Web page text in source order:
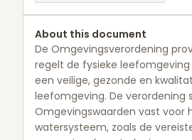
About this document
De Omgevingsverordening
regelt de fysieke
een veilige, gezonde en
leefomgeving. De verordening
Omgevingswaarden vast voor
watersysteem, zoals de